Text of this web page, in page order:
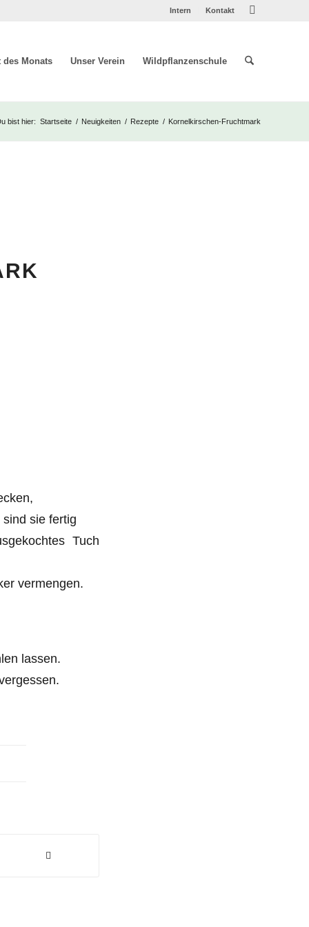
Intern Kontakt
des Monats Unser Verein Wildpflanzenschule
bist hier: Startseite / Neuigkeiten / Rezepte / Kornelkirschen-Fruchtmark
sie fertig
Tuch
vermengen.
lassen.